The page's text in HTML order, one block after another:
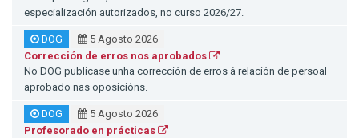
especialización autorizados, no curso 2026/27.
DOG
5 Agosto 2026
Corrección de erros nos aprobados
No DOG publícase unha corrección de erros á relación de persoal
aprobado nas oposicións.
DOG
5 Agosto 2026
Profesorado en prácticas